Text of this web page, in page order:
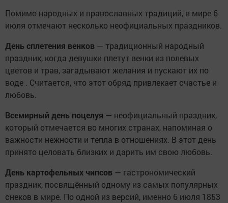
Помимо народных и православных традиций, в мире 6
июля отмечают несколько неофициальных праздников.
День сплетения венков — традиционный народный
праздник, когда девушки плетут венки из полевых
цветов и трав, загадывают желания и пускают их по
воде . Считается, что этот обряд привлекает счастье и
любовь.
Всемирный день поцелуя — неофициальный праздник,
который отмечается во многих странах, напоминая о
важности нежности и тепла в отношениях. В этот день
принято целовать близких и дарить им свою любовь.
День картофельных чипсов — гастрономический
праздник, посвящённый одному из самых популярных
снеков в мире. По одной из версий, именно 6 июля 1853